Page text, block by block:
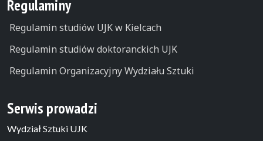
Regulaminy
Regulamin studiów UJK w Kielcach
Regulamin studiów doktoranckich UJK
Regulamin Organizacyjny Wydziału Sztuki
Serwis prowadzi
Wydział Sztuki UJK